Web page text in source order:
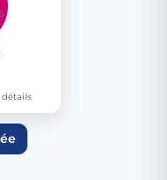
détails